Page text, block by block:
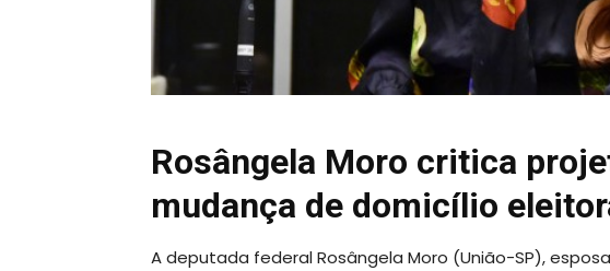
Rosângela Moro critica
mudança de domicílio
A deputada federal Rosângela Moro (União-SP),